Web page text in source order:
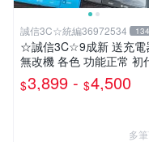
誠信3C☆統編36972534
☆誠信3C☆9成新 送充電
無改機 各色 功能正常 初
小 3DS 主機 二手 賣3千
千8也可用各式物品換
$3,899 - $4,500
多